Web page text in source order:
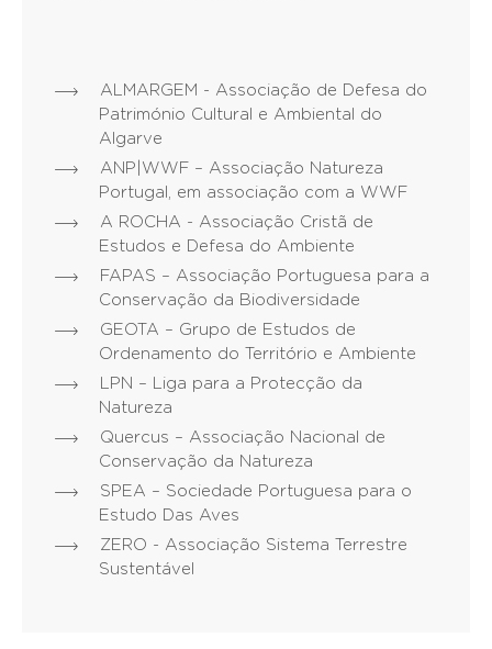
ALMARGEM - Associação de Defesa do
Património Cultural e Ambiental do
Algarve
ANP|WWF – Associação Natureza
Portugal, em associação com a WWF
A ROCHA - Associação Cristã de
Estudos e Defesa do Ambiente
FAPAS – Associação Portuguesa para a
Conservação da Biodiversidade
GEOTA – Grupo de Estudos de
Ordenamento do Território e Ambiente
LPN – Liga para a Protecção da
Natureza
Quercus – Associação Nacional de
Conservação da Natureza
SPEA – Sociedade Portuguesa para o
Estudo Das Aves
ZERO - Associação Sistema Terrestre
Sustentável